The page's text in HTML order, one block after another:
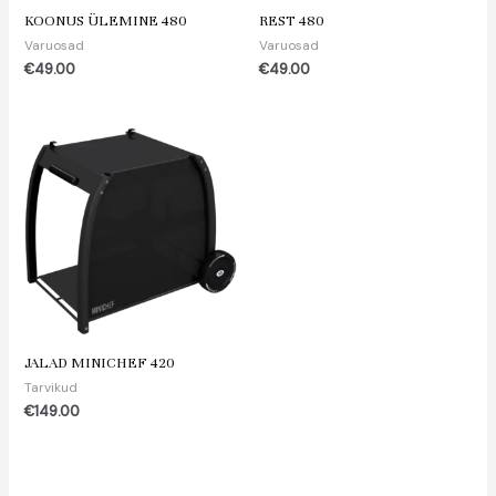
KOONUS ÜLEMINE 480
Varuosad
€49.00
REST 480
Varuosad
€49.00
JALAD MINICHEF 420
Tarvikud
€149.00